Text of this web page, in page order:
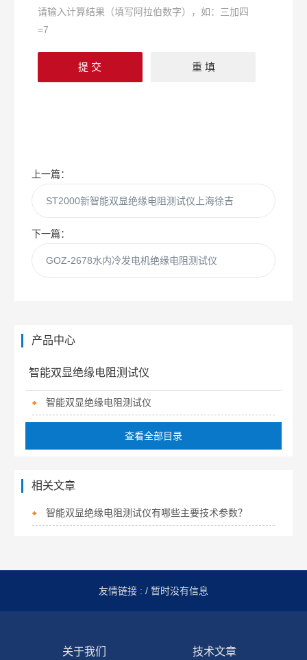
请输入计算结果（填写阿拉伯数字），如：三加四
=7
上一篇：
ST2000新智能双显绝缘电阻测试仪上海徐吉
下一篇：
GOZ-2678水内冷发电机绝缘电阻测试仪
产品中心
智能双显绝缘电阻测试仪
智能双显绝缘电阻测试仪
查看全部目录
相关文章
智能双显绝缘电阻测试仪有哪些主要技术参数？
友情链接 : / 暂时没有信息
关于我们 技术文章